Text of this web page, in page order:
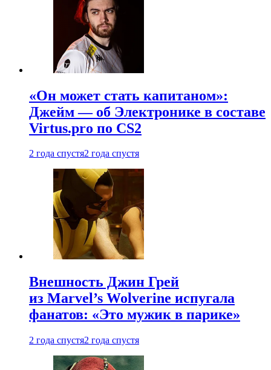
«Он может стать капитаном»:
Джейм — об Электронике в составе
Virtus.pro по CS2
2 года спустя2 года спустя
Внешность Джин Грей
из Marvel’s Wolverine испугала
фанатов: «Это мужик в парике»
2 года спустя2 года спустя